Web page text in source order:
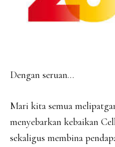
Dengan seruan…
Mari kita semua
menyebarkan kebaikan
sekaligus membina